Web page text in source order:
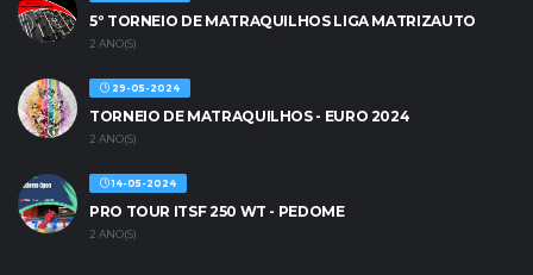
5º TORNEIO DE MATRAQUILHOS LIGA MATRIZAUTO
2 ANO(S)
29-05-2024
TORNEIO DE MATRAQUILHOS - EURO 2024
2 ANO(S)
14-05-2024
PRO TOUR ITSF 250 WT - PEDOME
2 ANO(S)